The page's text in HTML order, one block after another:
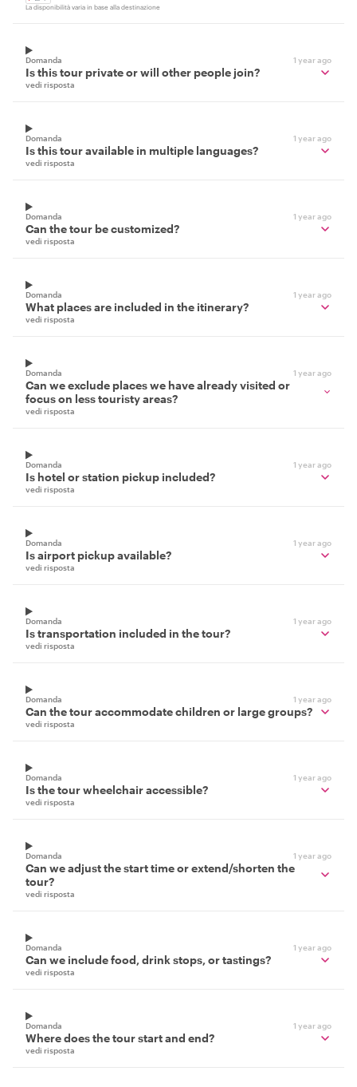
La disponibilità varia in base alla destinazione
Domanda 1 year ago
Is this tour private or will other people join?
vedi risposta
Domanda 1 year ago
Is this tour available in multiple languages?
vedi risposta
Domanda 1 year ago
Can the tour be customized?
vedi risposta
Domanda 1 year ago
What places are included in the itinerary?
vedi risposta
Domanda 1 year ago
Can we exclude places we have already visited or
focus on less touristy areas?
vedi risposta
Domanda 1 year ago
Is hotel or station pickup included?
vedi risposta
Domanda 1 year ago
Is airport pickup available?
vedi risposta
Domanda 1 year ago
Is transportation included in the tour?
vedi risposta
Domanda 1 year ago
Can the tour accommodate children or large groups?
vedi risposta
Domanda 1 year ago
Is the tour wheelchair accessible?
vedi risposta
Domanda 1 year ago
Can we adjust the start time or extend/shorten the
tour?
vedi risposta
Domanda 1 year ago
Can we include food, drink stops, or tastings?
vedi risposta
Domanda 1 year ago
Where does the tour start and end?
vedi risposta